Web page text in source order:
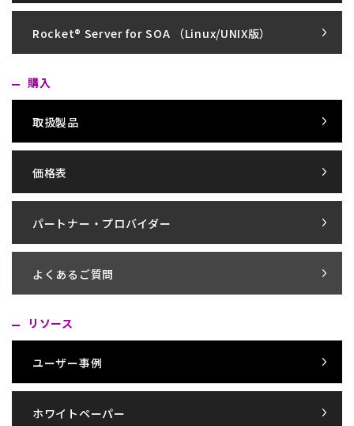
Rocket® Server for SOA （Linux/UNIX版）
購入
取扱製品
価格表
パートナー・プロバイダー
よくあるご質問
リソース
ユーザー事例
ホワイトペーパー